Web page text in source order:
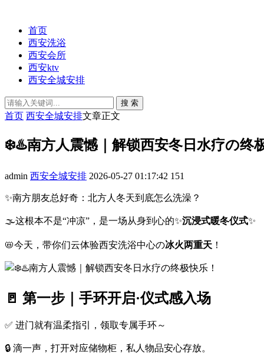
首页
西安洗浴
西安会所
西安ktv
西安全城安排
搜 索
首页 西安全城安排文章正文
❄️♨️南方人震憾｜解锁西安冬日水疗の终
admin 西安全城安排 2026-05-27 01:17:42 151
✨南方朋友总好奇：北方人冬天到底怎么洗澡？
🌫️这根本不是“冲凉”，是一场从身到心的✨沉浸式暖冬仪式✨
📛今天，带你们云体验西安洗浴中心の冰火两重天 ！
🚪 第一步｜手环开启·仪式感入场
✅ 进门就有温柔指引，领取专属手环～
🔒 滴一声，打开对应储物柜，私人物品安心存放。